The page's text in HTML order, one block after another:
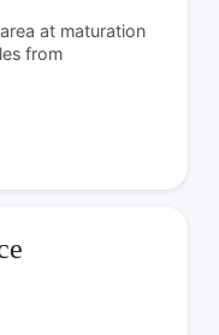
at maturation
from